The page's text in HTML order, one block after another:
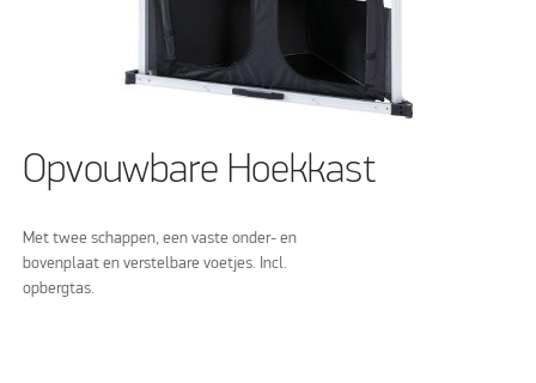
Opvouwbare Hoekkast
Met twee schappen, een vaste onder- en
bovenplaat en verstelbare voetjes. Incl.
opbergtas.